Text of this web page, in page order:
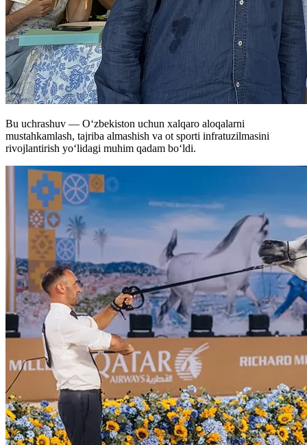
Bu uchrashuv — O‘zbekiston uchun xalqaro aloqalarni
mustahkamlash, tajriba almashish va ot sporti infratuzilmasini
rivojlantirish yo‘lidagi muhim qadam bo‘ldi.